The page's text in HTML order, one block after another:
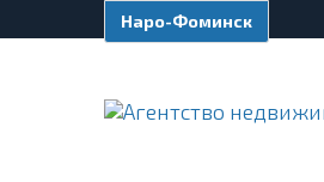
Наро-Фоминск